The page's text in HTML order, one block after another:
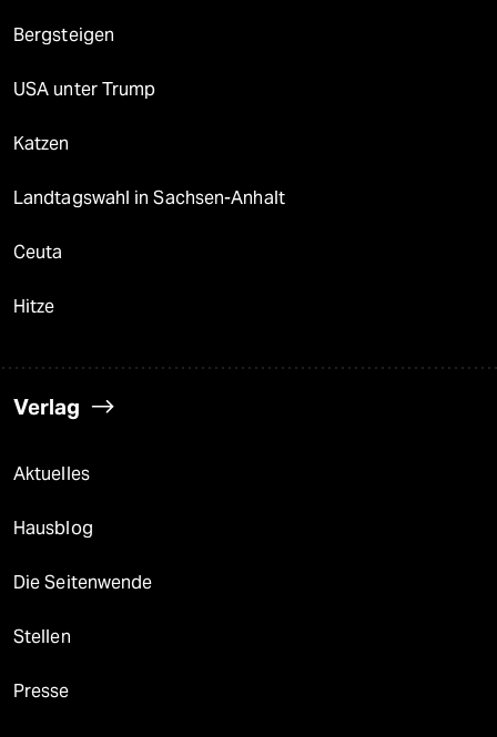
Bergsteigen
USA unter Trump
Katzen
Landtagswahl in Sachsen-Anhalt
Ceuta
Hitze
Verlag
Aktuelles
Hausblog
Die Seitenwende
Stellen
Presse